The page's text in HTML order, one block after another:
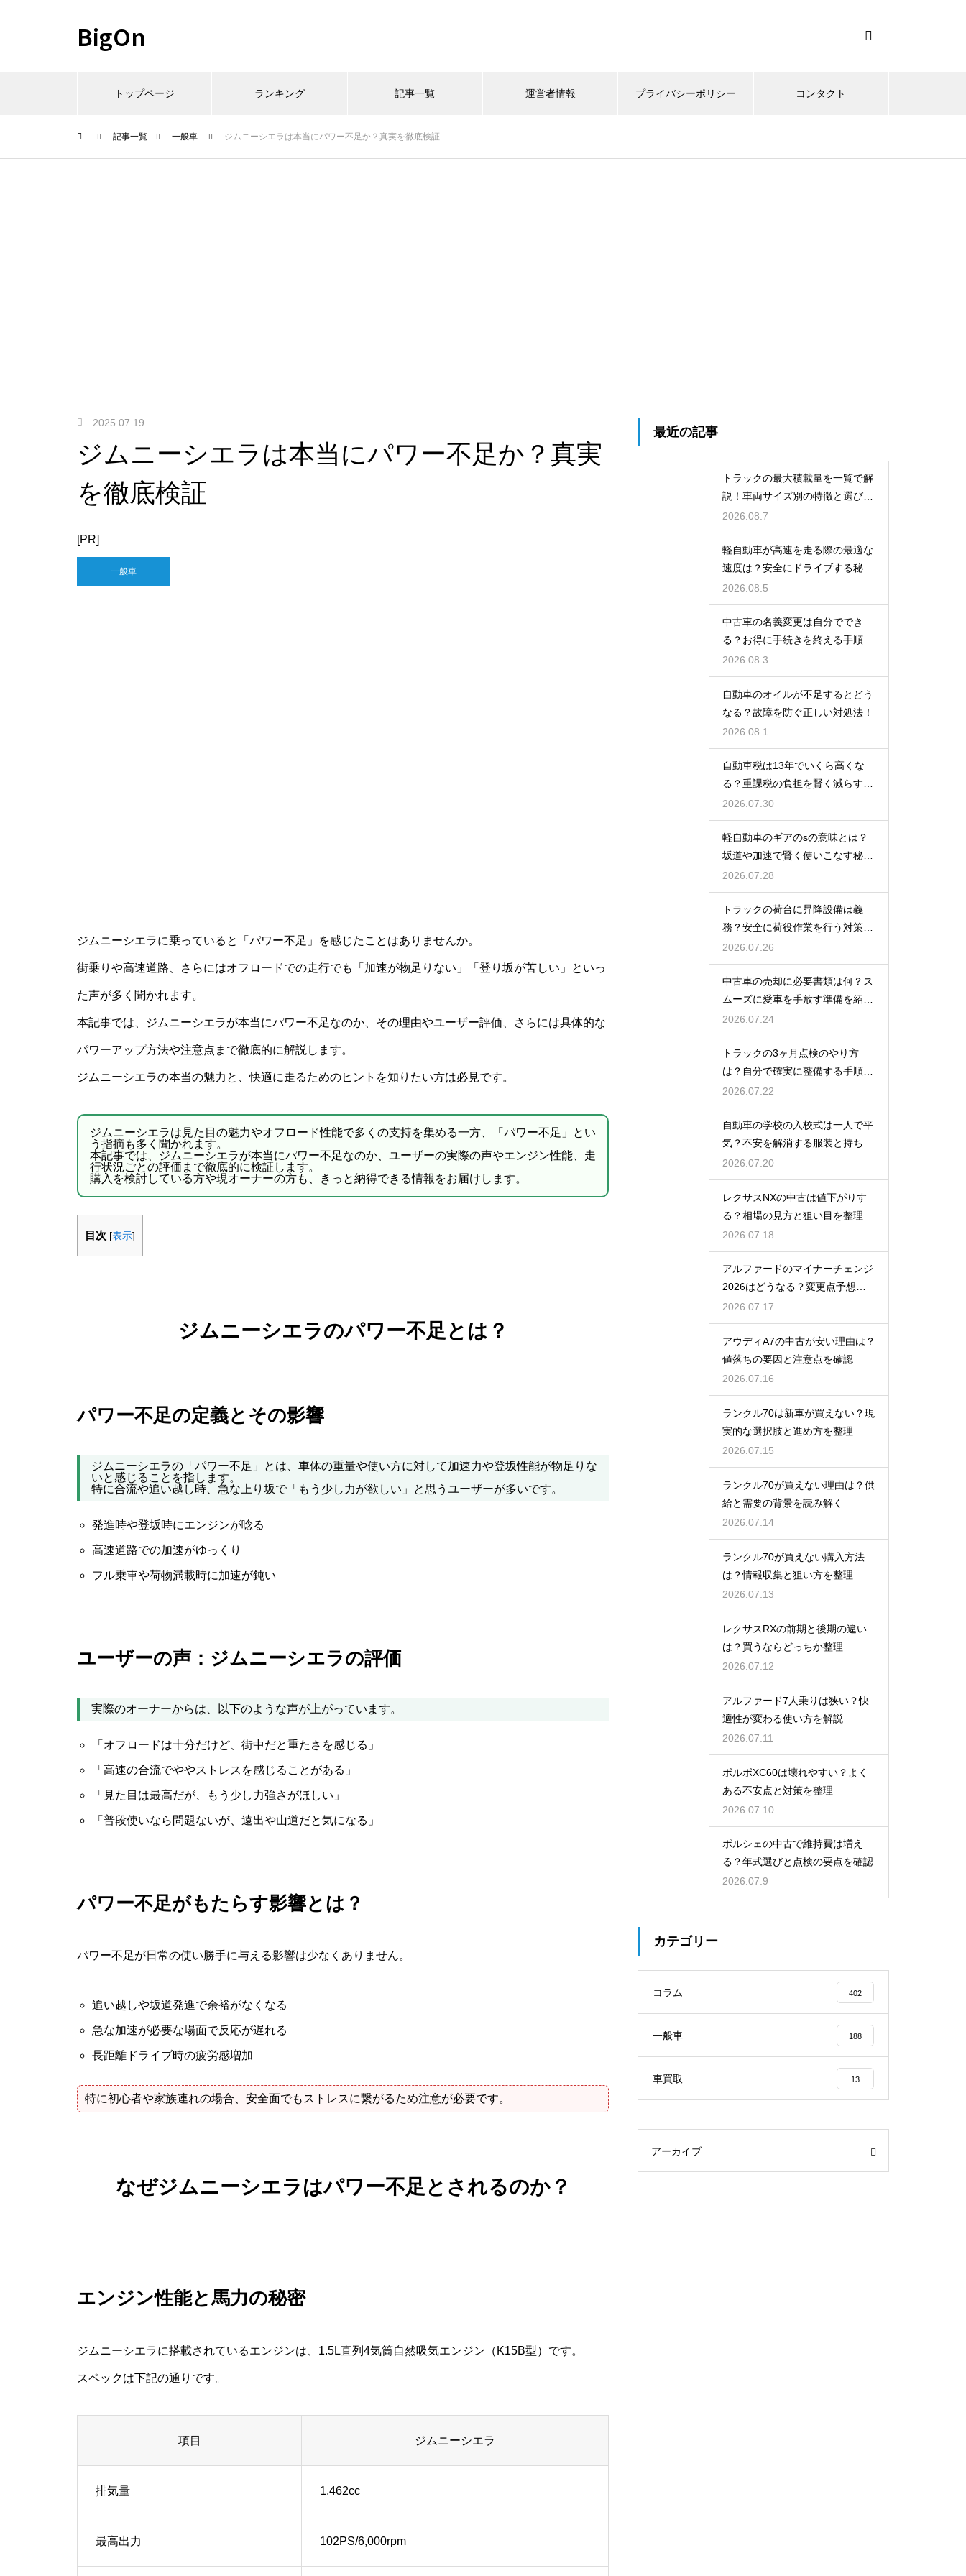
BigOn
トップページ ランキング 記事一覧 運営者情報 プライバシーポリシー コンタクト
記事一覧 一般車 ジムニーシエラは本当にパワー不足か？真実を徹底検証
2025.07.19
ジムニーシエラは本当にパワー不足か？真実
を徹底検証
[PR]
一般車
ジムニーシエラに乗っていると「パワー不足」を感じたことはありませんか。
街乗りや高速道路、さらにはオフロードでの走行でも「加速が物足りない」「登り坂が苦しい」といっ
た声が多く聞かれます。
本記事では、ジムニーシエラが本当にパワー不足なのか、その理由やユーザー評価、さらには具体的な
パワーアップ方法や注意点まで徹底的に解説します。
ジムニーシエラの本当の魅力と、快適に走るためのヒントを知りたい方は必見です。
ジムニーシエラは見た目の魅力やオフロード性能で多くの支持を集める一方、「パワー不足」とい
う指摘も多く聞かれます。
本記事では、ジムニーシエラが本当にパワー不足なのか、ユーザーの実際の声やエンジン性能、走
行状況ごとの評価まで徹底的に検証します。
購入を検討している方や現オーナーの方も、きっと納得できる情報をお届けします。
目次 [表示]
ジムニーシエラのパワー不足とは？
パワー不足の定義とその影響
ジムニーシエラの「パワー不足」とは、車体の重量や使い方に対して加速力や登坂性能が物足りな
いと感じることを指します。
特に合流や追い越し時、急な上り坂で「もう少し力が欲しい」と思うユーザーが多いです。
発進時や登坂時にエンジンが唸る
高速道路での加速がゆっくり
フル乗車や荷物満載時に加速が鈍い
ユーザーの声：ジムニーシエラの評価
実際のオーナーからは、以下のような声が上がっています。
「オフロードは十分だけど、街中だと重たさを感じる」
「高速の合流でややストレスを感じることがある」
「見た目は最高だが、もう少し力強さがほしい」
「普段使いなら問題ないが、遠出や山道だと気になる」
パワー不足がもたらす影響とは？
パワー不足が日常の使い勝手に与える影響は少なくありません。
追い越しや坂道発進で余裕がなくなる
急な加速が必要な場面で反応が遅れる
長距離ドライブ時の疲労感増加
特に初心者や家族連れの場合、安全面でもストレスに繋がるため注意が必要です。
なぜジムニーシエラはパワー不足とされるのか？
エンジン性能と馬力の秘密
ジムニーシエラに搭載されているエンジンは、1.5L直列4気筒自然吸気エンジン（K15B型）です。
スペックは下記の通りです。
項目 ジムニーシエラ
排気量 1,462cc
最高出力 102PS/6,000rpm
最近の記事
トラックの最大積載量を一覧で解
説！車両サイズ別の特徴と選び
方！
2026.08.7
軽自動車が高速を走る際の最適な
速度は？安全にドライブする秘
訣！
2026.08.5
中古車の名義変更は自分ででき
る？お得に手続きを終える手順を
解説
2026.08.3
自動車のオイルが不足するとどう
なる？故障を防ぐ正しい対処法！
2026.08.1
自動車税は13年でいくら高くな
る？重課税の負担を賢く減らす秘
訣
2026.07.30
軽自動車のギアのsの意味とは？
坂道や加速で賢く使いこなす秘
訣！
2026.07.28
トラックの荷台に昇降設備は義
務？安全に荷役作業を行う対策を
紹介
2026.07.26
中古車の売却に必要書類は何？ス
ムーズに愛車を手放す準備を紹
介！
2026.07.24
トラックの3ヶ月点検のやり方
は？自分で確実に整備する手順を
紹介
2026.07.22
自動車の学校の入校式は一人で平
気？不安を解消する服装と持ち
物！
2026.07.20
レクサスNXの中古は値下がりす
る？相場の見方と狙い目を整理
2026.07.18
アルファードのマイナーチェンジ
2026はどうなる？変更点予想と
買い時
2026.07.17
アウディA7の中古が安い理由は？
値落ちの要因と注意点を確認
2026.07.16
ランクル70は新車が買えない？現
実的な選択肢と進め方を整理
2026.07.15
ランクル70が買えない理由は？供
給と需要の背景を読み解く
2026.07.14
ランクル70が買えない購入方法
は？情報収集と狙い方を整理
2026.07.13
レクサスRXの前期と後期の違い
は？買うならどっちか整理
2026.07.12
アルファード7人乗りは狭い？快
適性が変わる使い方を解説
2026.07.11
ボルボXC60は壊れやすい？よく
ある不安点と対策を整理
2026.07.10
ポルシェの中古で維持費は増え
る？年式選びと点検の要点を確認
2026.07.9
カテゴリー
コラム 402
一般車 188
車買取 13
アーカイブ